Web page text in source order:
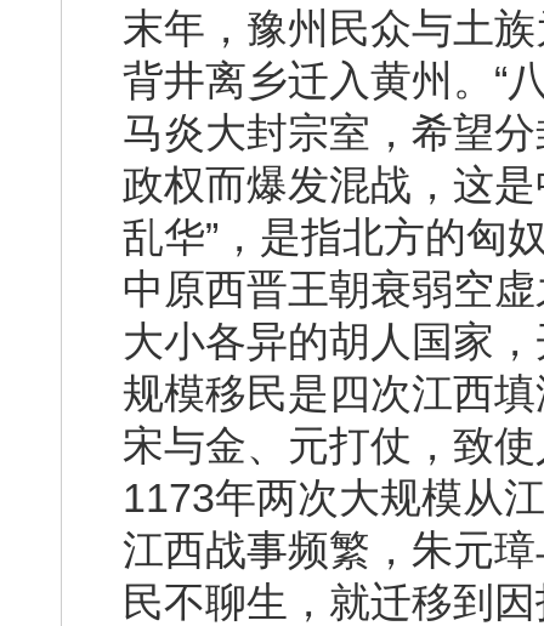
末年，豫州民众与土族
背井离乡迁入黄州。“
马炎大封宗室，希望
政权而爆发混战，这
乱华”，是指北方的匈
中原西晋王朝衰弱空
大小各异的胡人国家
规模移民是四次江西
宋与金、元打仗，致
1173年两次大规模从
江西战事频繁，朱元
民不聊生，就迁移到